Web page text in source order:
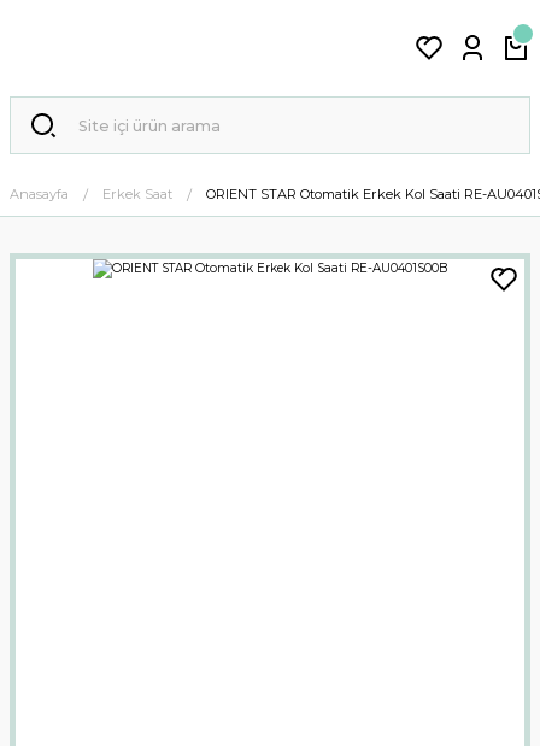
Anasayfa Erkek Saat ORIENT STAR Otomatik Erkek Kol Saati RE-